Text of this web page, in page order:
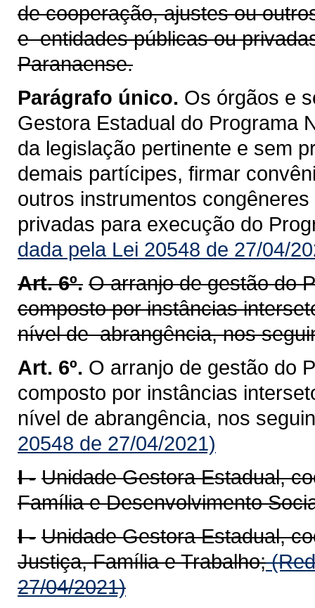
de cooperação, ajustes ou
e entidades públicas ou
Paranaense.
Parágrafo único. Os órgãos e
Gestora Estadual do Programa
da legislação pertinente e sem
demais partícipes, firmar
outros instrumentos
privadas para execução do
dada pela Lei 20548 de 27/04/
Art. 6º. O arranjo de gestão do
composto por instâncias
nível de abrangência, nos
Art. 6º. O arranjo de gestão do
composto por instâncias
nível de abrangência, nos
20548 de 27/04/2021)
I - Unidade Gestora Estadual,
Família e Desenvolvimento
I - Unidade Gestora Estadual,
Justiça, Família e Trabalho;
27/04/2021)